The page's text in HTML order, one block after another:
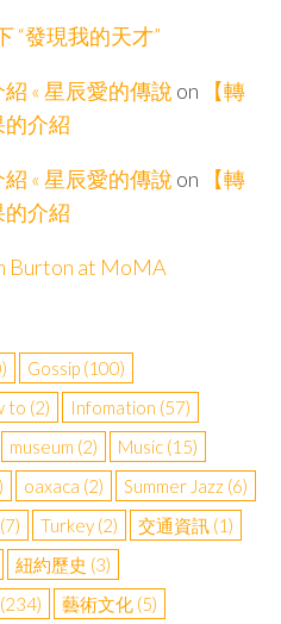
“發現我的天才”
« 星辰愛的傳說 on
【轉
介紹
« 星辰愛的傳說 on
【轉
介紹
Burton at MoMA
Gossip (100)
to (2) Infomation (57)
museum (2) Music (15)
oaxaca (2) Summer Jazz (6)
(7) Turkey (2) 交通資訊 (1)
紐約歷史 (3)
(234) 藝術文化 (5)